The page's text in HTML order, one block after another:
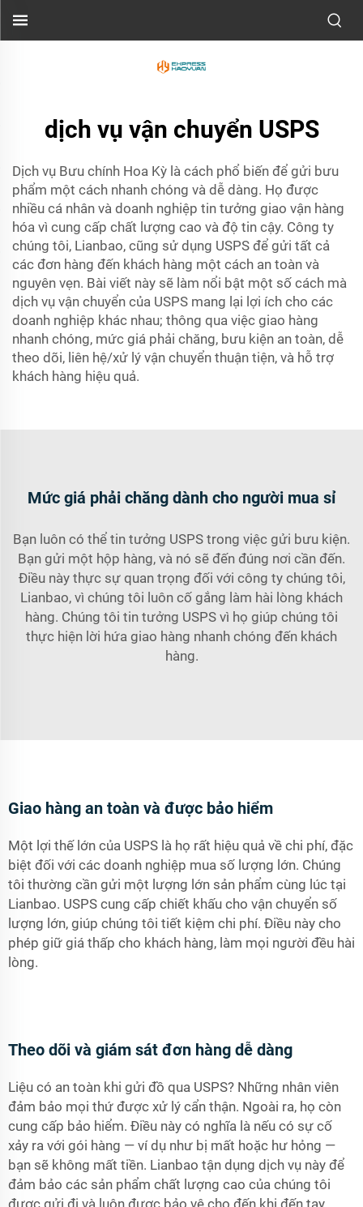
dịch vụ vận chuyển USPS
Dịch vụ Bưu chính Hoa Kỳ là cách phổ biến để gửi bưu
phẩm một cách nhanh chóng và dễ dàng. Họ được
nhiều cá nhân và doanh nghiệp tin tưởng giao vận hàng
hóa vì cung cấp chất lượng cao và độ tin cậy. Công ty
chúng tôi, Lianbao, cũng sử dụng USPS để gửi tất cả
các đơn hàng đến khách hàng một cách an toàn và
nguyên vẹn. Bài viết này sẽ làm nổi bật một số cách mà
dịch vụ vận chuyển của USPS mang lại lợi ích cho các
doanh nghiệp khác nhau; thông qua việc giao hàng
nhanh chóng, mức giá phải chăng, bưu kiện an toàn, dễ
theo dõi, liên hệ/xử lý vận chuyển thuận tiện, và hỗ trợ
khách hàng hiệu quả.
Mức giá phải chăng dành cho người mua sỉ
Bạn luôn có thể tin tưởng USPS trong việc gửi bưu kiện.
Bạn gửi một hộp hàng, và nó sẽ đến đúng nơi cần đến.
Điều này thực sự quan trọng đối với công ty chúng tôi,
Lianbao, vì chúng tôi luôn cố gắng làm hài lòng khách
hàng. Chúng tôi tin tưởng USPS vì họ giúp chúng tôi
thực hiện lời hứa giao hàng nhanh chóng đến khách
hàng.
Giao hàng an toàn và được bảo hiểm
Một lợi thế lớn của USPS là họ rất hiệu quả về chi phí, đặc
biệt đối với các doanh nghiệp mua số lượng lớn. Chúng
tôi thường cần gửi một lượng lớn sản phẩm cùng lúc tại
Lianbao. USPS cung cấp chiết khấu cho vận chuyển số
lượng lớn, giúp chúng tôi tiết kiệm chi phí. Điều này cho
phép giữ giá thấp cho khách hàng, làm mọi người đều hài
lòng.
Theo dõi và giám sát đơn hàng dễ dàng
Liệu có an toàn khi gửi đồ qua USPS? Những nhân viên
đảm bảo mọi thứ được xử lý cẩn thận. Ngoài ra, họ còn
cung cấp bảo hiểm. Điều này có nghĩa là nếu có sự cố
xảy ra với gói hàng — ví dụ như bị mất hoặc hư hỏng —
bạn sẽ không mất tiền. Lianbao tận dụng dịch vụ này để
đảm bảo các sản phẩm chất lượng cao của chúng tôi
được gửi đi và luôn được bảo vệ cho đến khi đến tay